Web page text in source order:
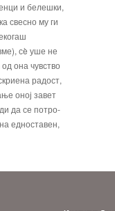
и бе­лешки,
свес­но му ги
сè уше не
она чувство
радост,
оној завет
да се потро­
едноставен,